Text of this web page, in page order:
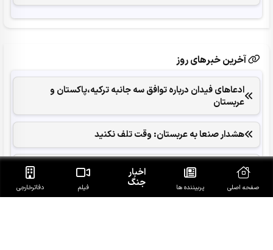
آخرین خبرهای روز
ادعاهای فیدان درباره توافق سه جانبه ترکیه،پاکستان و
عربستان
هشدار صنعا به عربستان: وقت تلف نکنید
عراقچی: مذاکرات با عمان برای تعیین مسیر موقت تقریبا به
نتیجه نزدیک است
صفحه اصلی پربیننده ها
اخبار
جنگ فیلم دفاتر‌خارجی